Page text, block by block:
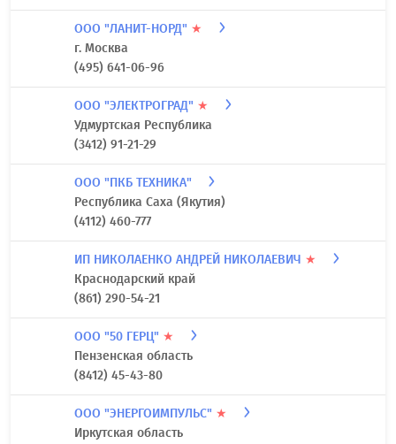
ООО "ЛАНИТ-НОРД" ★
г. Москва
(495) 641-06-96
ООО "ЭЛЕКТРОГРАД" ★
Удмуртская Республика
(3412) 91-21-29
ООО "ПКБ ТЕХНИКА"
Республика Саха (Якутия)
(4112) 460-777
ИП НИКОЛАЕНКО АНДРЕЙ НИКОЛАЕВИЧ ★
Краснодарский край
(861) 290-54-21
ООО "50 ГЕРЦ" ★
Пензенская область
(8412) 45-43-80
ООО "ЭНЕРГОИМПУЛЬС" ★
Иркутская область